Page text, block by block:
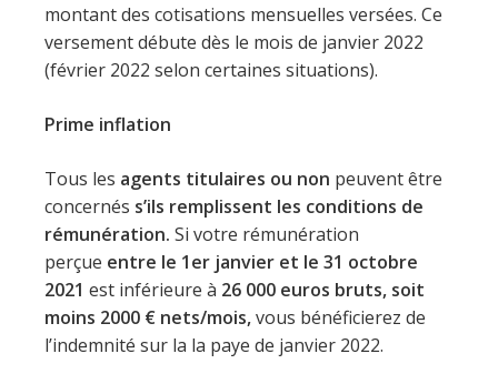
montant des cotisations mensuelles versées. Ce
versement débute dès le mois de janvier 2022
(février 2022 selon certaines situations).
Prime inflation
Tous les agents titulaires ou non peuvent être
concernés s’ils remplissent les conditions de
rémunération. Si votre rémunération
perçue entre le 1er janvier et le 31 octobre
2021 est inférieure à 26 000 euros bruts, soit
moins 2000 € nets/mois,vous bénéficierez de
l’indemnité sur la la paye de janvier 2022.